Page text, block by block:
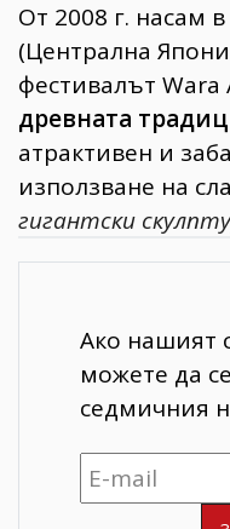
От 2008 г. насам
(Централна
фестивалът
древната
атрактивен и
използване на
гигантски
Ако нашият
можете да
седмичния